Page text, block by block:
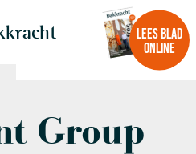
LEES BLAD
ONLINE
Group